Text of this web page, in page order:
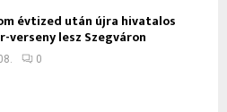
évtized után újra hivatalos
verseny lesz Szegváron
0